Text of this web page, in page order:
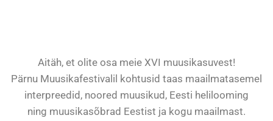
Aitäh, et olite osa meie XVI muusikasuvest!
Pärnu Muusikafestivalil kohtusid taas maailmatasemel
interpreedid, noored muusikud, Eesti helilooming
ning muusikasõbrad Eestist ja kogu maailmast.